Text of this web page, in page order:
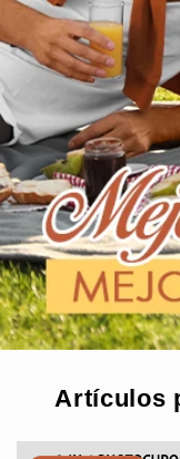
Artículos